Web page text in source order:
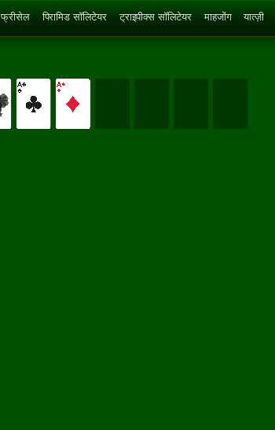
फ्रीसेल पिरामिड सॉलिटेयर ट्राइपीक्स सॉलिटेयर माहजोंग यात्ज़ी